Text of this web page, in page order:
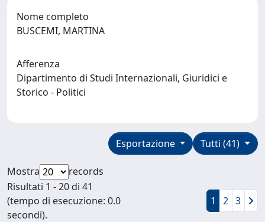
Nome completo
BUSCEMI, MARTINA
Afferenza
Dipartimento di Studi Internazionali, Giuridici e
Storico - Politici
Tutti (41)
Esportazione
Mostra
records
Risultati 1 - 20 di 41
(tempo di esecuzione: 0.0
secondi).
1 2 3